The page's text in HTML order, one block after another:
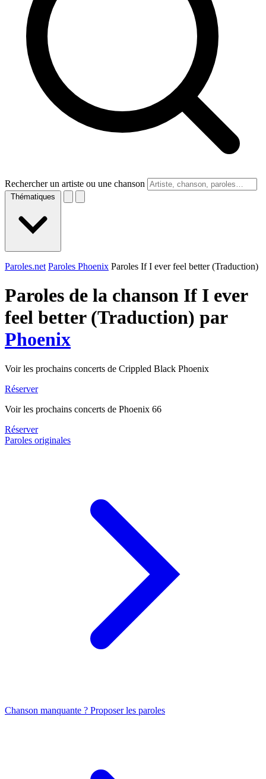
Rechercher un artiste ou une chanson
Thématiques
Paroles.net Paroles Phoenix Paroles If I ever feel better (Traduction)
Paroles de la chanson If I ever
feel better (Traduction) par
Phoenix
Voir les prochains concerts de Crippled Black Phoenix
Réserver
Voir les prochains concerts de Phoenix 66
Réserver
Paroles originales
Chanson manquante ? Proposer les paroles